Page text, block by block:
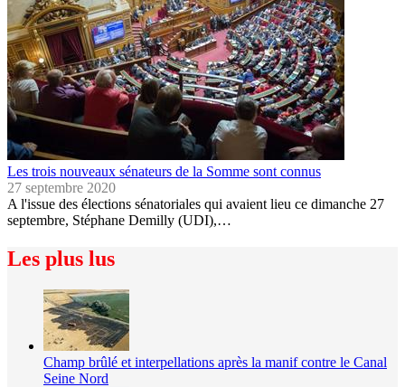
Les trois nouveaux sénateurs de la Somme sont connus
27 septembre 2020
A l'issue des élections sénatoriales qui avaient lieu ce dimanche 27
septembre, Stéphane Demilly (UDI),…
Les plus lus
Champ brûlé et interpellations après la manif contre le Canal
Seine Nord